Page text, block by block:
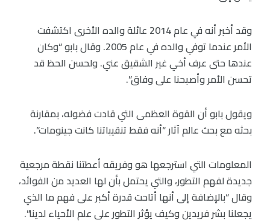
وقد أخبر أنه في عام 2014 عائلة والده الأخرى اكتشفت
الأمر عندما توفي والده في عام 2005. وقال بابو “وكان
عندها حتى عرف أخي غير الشقيق عني. ولحسن الحظ قد
تحسن الأمر وأصبحنا على وفاق”.
ويقول بابو أن القوة العظمى التي قادت فضوله، بمقارنة
بحثه مع بحث عالم آثار “أنه فقط تنقيباتنا كانت جينومات”.
المعلومات التي استرجعها هو وفريقه أعطتنا نقطة مرجعية
جديدة لفهم التطور، والتي يحتمل بأن لها العديد من الفوائد،
وقال “بالإضافة إلى أنها أتاحت قدرة أكبر على فهم ما الذي
يجعلنا بشر فريدين وكيف يؤثر التطور على علم الأحياء لدينا”.